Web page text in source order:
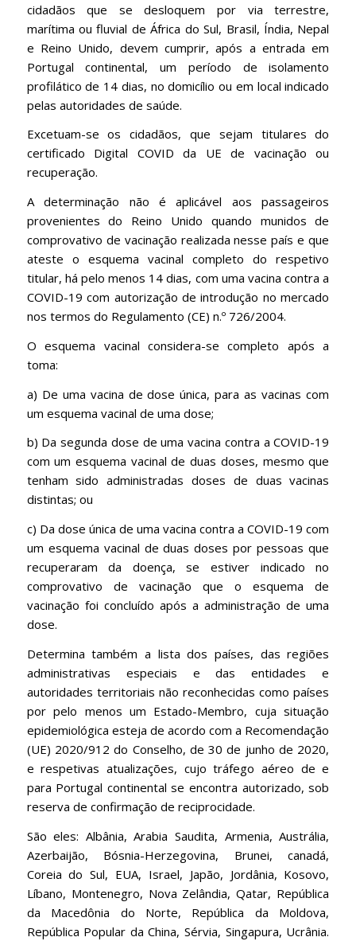
cidadãos que se desloquem por via terrestre,
marítima ou fluvial de África do Sul, Brasil, Índia, Nepal
e Reino Unido, devem cumprir, após a entrada em
Portugal continental, um período de isolamento
profilático de 14 dias, no domicílio ou em local indicado
pelas autoridades de saúde.
Excetuam-se os cidadãos, que sejam titulares do
certificado Digital COVID da UE de vacinação ou
recuperação.
A determinação não é aplicável aos passageiros
provenientes do Reino Unido quando munidos de
comprovativo de vacinação realizada nesse país e que
ateste o esquema vacinal completo do respetivo
titular, há pelo menos 14 dias, com uma vacina contra a
COVID-19 com autorização de introdução no mercado
nos termos do Regulamento (CE) n.º 726/2004.
O esquema vacinal considera-se completo após a
toma:
a) De uma vacina de dose única, para as vacinas com
um esquema vacinal de uma dose;
b) Da segunda dose de uma vacina contra a COVID-19
com um esquema vacinal de duas doses, mesmo que
tenham sido administradas doses de duas vacinas
distintas; ou
c) Da dose única de uma vacina contra a COVID-19 com
um esquema vacinal de duas doses por pessoas que
recuperaram da doença, se estiver indicado no
comprovativo de vacinação que o esquema de
vacinação foi concluído após a administração de uma
dose.
Determina também a lista dos países, das regiões
administrativas especiais e das entidades e
autoridades territoriais não reconhecidas como países
por pelo menos um Estado-Membro, cuja situação
epidemiológica esteja de acordo com a Recomendação
(UE) 2020/912 do Conselho, de 30 de junho de 2020,
e respetivas atualizações, cujo tráfego aéreo de e
para Portugal continental se encontra autorizado, sob
reserva de confirmação de reciprocidade.
São eles: Albânia, Arabia Saudita, Armenia, Austrália,
Azerbaijão, Bósnia-Herzegovina, Brunei, canadá,
Coreia do Sul, EUA, Israel, Japão, Jordânia, Kosovo,
Líbano, Montenegro, Nova Zelândia, Qatar, República
da Macedônia do Norte, República da Moldova,
República Popular da China, Sérvia, Singapura, Ucrânia.